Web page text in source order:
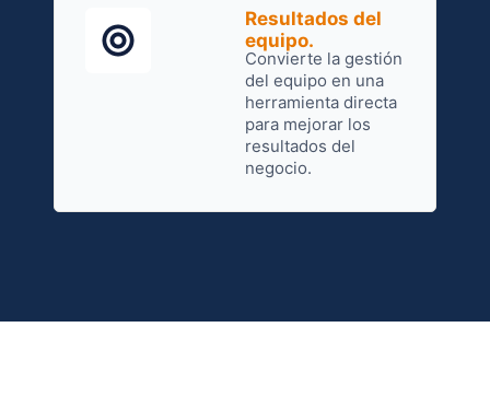
Resultados del
equipo.
Convierte la gestión
del equipo en una
herramienta directa
para mejorar los
resultados del
negocio.